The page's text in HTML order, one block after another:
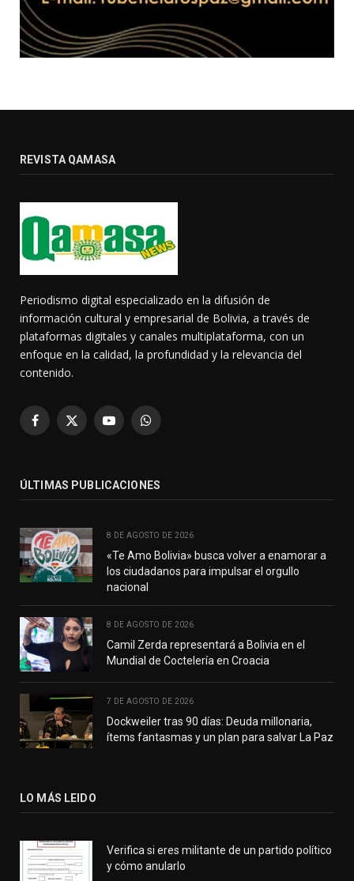
REVISTA QAMASA
Periodismo digital especializado en la difusión de
información cultural y empresarial de Bolivia, a través de
plataformas digitales y canales multiplataforma, con un
enfoque en la calidad, la profundidad y la relevancia del
contenido.
Facebook
X
YouTubeWhatsApp
ÚLTIMAS PUBLICACIONES
8 DE AGOSTO DE 2026
«Te Amo Bolivia» busca volver a enamorar a
los ciudadanos para impulsar el orgullo
nacional
8 DE AGOSTO DE 2026
Camil Zerda representará a Bolivia en el
Mundial de Coctelería en Croacia
7 DE AGOSTO DE 2026
Dockweiler tras 90 días: Deuda millonaria,
ítems fantasmas y un plan para salvar La Paz
LO MÁS LEIDO
Verifica si eres militante de un partido político
y cómo anularlo